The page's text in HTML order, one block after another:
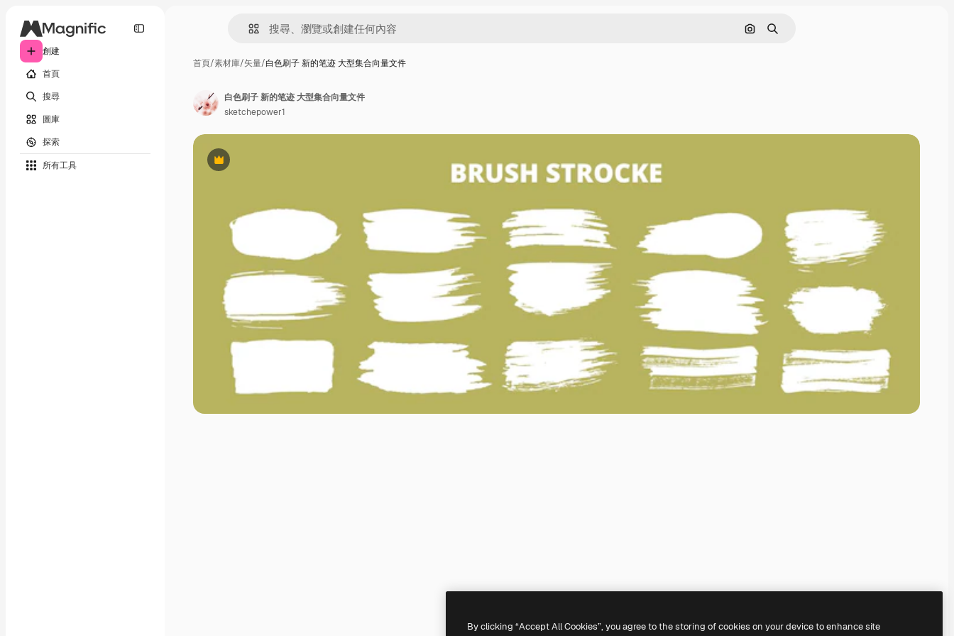
創建
首頁
搜尋
圖庫
探索
所有工具
通過圖像搜索
搜尋
首頁/素材庫/矢量/白色刷子 新的笔迹 大型集合向量文件
Premium
白色刷子 新的笔迹 大型集合向量文件
sketchepower1
By clicking “Accept All Cookies”, you agree to the storing of cookies on your device to enhance site